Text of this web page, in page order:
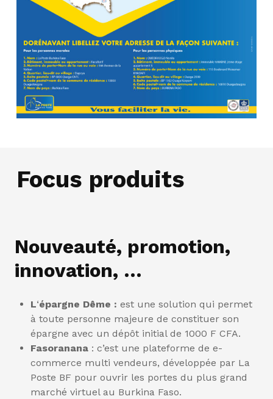
Focus produits
Nouveauté, promotion,
innovation, …
L‘épargne Dême : est une solution qui permet
à toute personne majeure de constituer son
épargne avec un dépôt initial de 1000 F CFA.
Fasoranana: c’est une plateforme de e-
commerce multi vendeurs, développée par La
Poste BF pour ouvrir les portes du plus grand
marché virtuel au Burkina Faso.